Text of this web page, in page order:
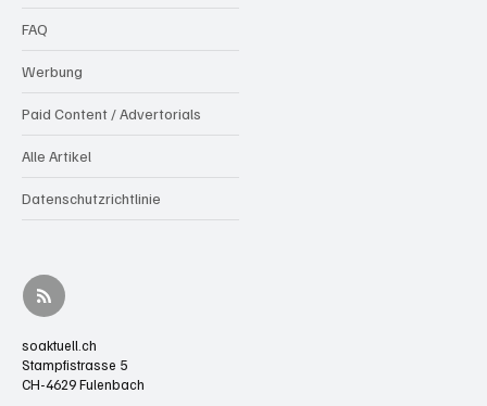
FAQ
Werbung
Paid Content / Advertorials
Alle Artikel
Datenschutzrichtlinie
soaktuell.ch
Stampfistrasse 5
CH-4629 Fulenbach